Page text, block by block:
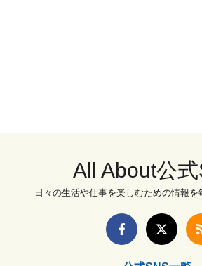
All About公
日々の生活や仕事を楽しむための情報を